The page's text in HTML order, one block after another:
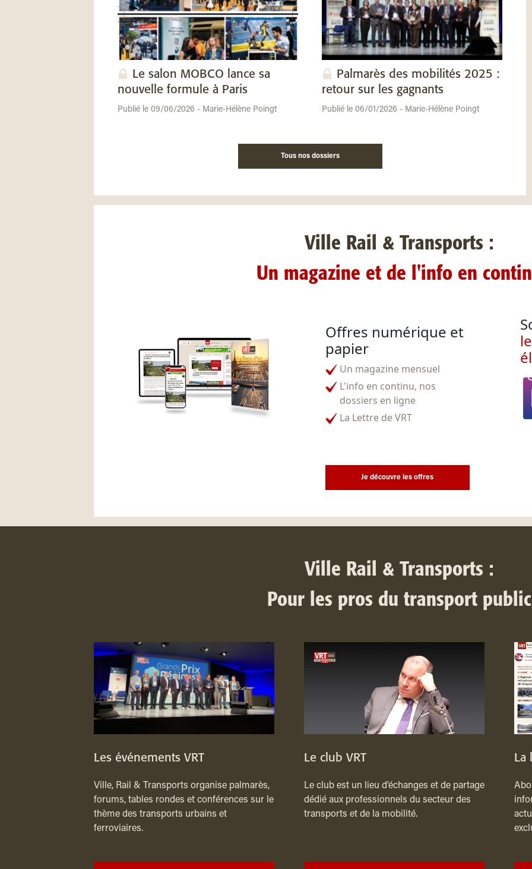
Le salon MOBCO lance sa
nouvelle formule à Paris
Publié le 09/06/2026 - Marie-Hélène Poingt
Palmarès des mobilités 2025 :
retour sur les gagnants
Publié le 06/01/2026 - Marie-Hélène Poingt
Tous nos dossiers
Ville Rail & Transports :
Un magazine et de l'info en
Offres numérique et
papier
Un magazine mensuel
L'info en continu, nos
dossiers en ligne
La Lettre de VRT
Je découvre les offres
Ville Rail & Transports :
Pour les pros du transport public
Les événements VRT
Ville, Rail & Transports organise palmarès,
forums, tables rondes et conférences sur le
thème des transports urbains et
ferroviaires.
Le club VRT
Le club est un lieu d’échanges et de partage
dédié aux professionnels du secteur des
transports et de la mobilité.
La